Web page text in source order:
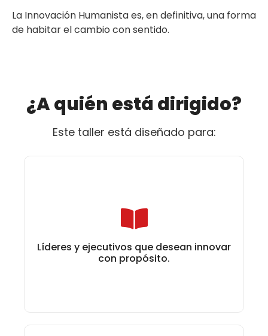
La Innovación Humanista es, en definitiva, una forma
de habitar el cambio con sentido.
¿A quién está dirigido?
Este taller está diseñado para:
Líderes y ejecutivos que desean innovar
con propósito.
Líderes y ejecutivos que desean innovar